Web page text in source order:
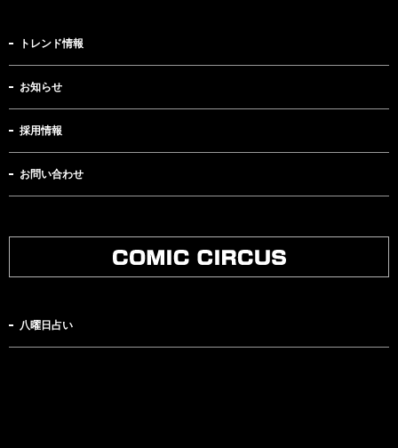
トレンド情報
お知らせ
採用情報
お問い合わせ
八曜日占い